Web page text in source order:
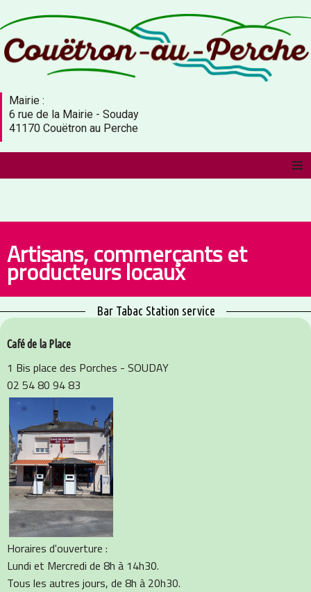
Mairie :
6 rue de la Mairie - Souday
41170 Couëtron au Perche
≡
Artisans, commerçants et
producteurs locaux
Bar Tabac Station service
Café de la Place
1 Bis place des Porches - SOUDAY
02 54 80 94 83
Horaires d'ouverture :
Lundi et Mercredi de 8h à 14h30.
Tous les autres jours, de 8h à 20h30.